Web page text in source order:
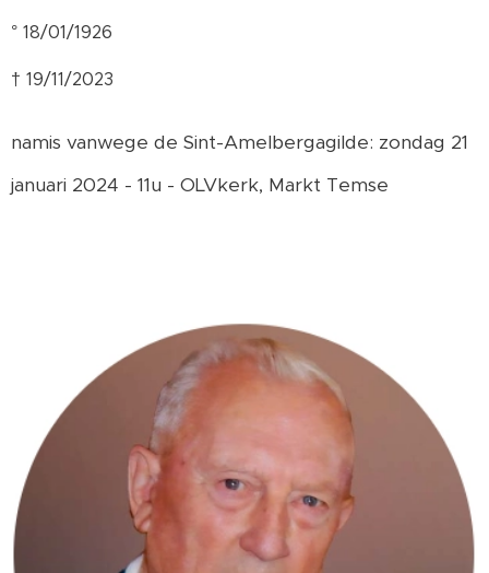
° 18/01/1926
† 19/11/2023
namis vanwege de Sint-Amelbergagilde: zondag 21
januari 2024 - 11u - OLVkerk, Markt Temse